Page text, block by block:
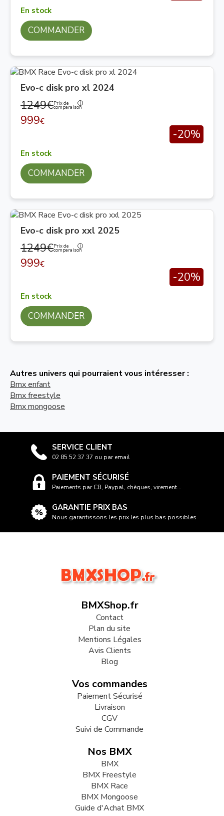
En stock
COMMANDER
Evo-c disk pro xl 2024
1249€Prix de
comparaison
999€
-20%
En stock
COMMANDER
Evo-c disk pro xxl 2025
1249€Prix de
comparaison
999€
-20%
En stock
COMMANDER
Autres univers qui pourraient vous intéresser :
Bmx enfant
Bmx freestyle
Bmx mongoose
SERVICE CLIENT
02 85 52 37 37 ou par email
PAIEMENT SÉCURISÉ
Paiements par CB, Paypal, chèques, virement...
GARANTIE PRIX BAS
Nous garantissons les prix les plus bas possibles
BMXShop.fr
Contact
Plan du site
Mentions Légales
Avis Clients
Blog
Vos commandes
Paiement Sécurisé
Livraison
CGV
Suivi de Commande
Nos BMX
BMX
BMX Freestyle
BMX Race
BMX Mongoose
Guide d'Achat BMX